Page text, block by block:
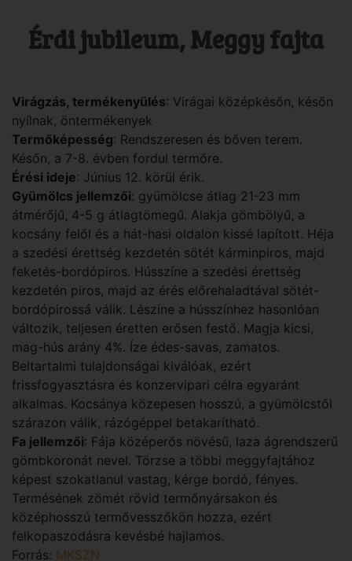
Érdi jubileum, Meggy fajta
Virágzás, termékenyülés: Virágai középkésőn, későn
nyílnak, öntermékenyek
Termőképesség: Rendszeresen és bőven terem.
Későn, a 7-8. évben fordul termőre.
Érési ideje: Június 12. körül érik.
Gyümölcs jellemzői: gyümölcse átlag 21-23 mm
átmérőjű, 4-5 g átlagtömegű. Alakja gömbölyű, a
kocsány felől és a hát-hasi oldalon kissé lapított. Héja
a szedési érettség kezdetén sötét kárminpiros, majd
feketés-bordópiros. Hússzíne a szedési érettség
kezdetén piros, majd az érés előrehaladtával sötét-
bordópirossá válik. Lészíne a hússzínhez hasonlóan
változik, teljesen éretten erősen festő. Magja kicsi,
mag-hús arány 4%. Íze édes-savas, zamatos.
Beltartalmi tulajdonságai kiválóak, ezért
frissfogyasztásra és konzervipari célra egyaránt
alkalmas. Kocsánya közepesen hosszú, a gyümölcstől
szárazon válik, rázógéppel betakarítható.
Fa jellemzői: Fája középerős növésű, laza ágrendszerű
gömbkoronát nevel. Törzse a többi meggyfajtához
képest szokatlanul vastag, kérge bordó, fényes.
Termésének zömét rövid termőnyársakon és
középhosszú termővesszőkön hozza, ezért
felkopaszodásra kevésbé hajlamos.
Forrás: MKSZN